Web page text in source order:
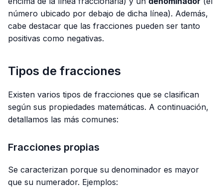
número ubicado por debajo de dicha línea). Además,
cabe destacar que las fracciones pueden ser tanto
positivas como negativas.
Tipos de fracciones
Existen varios tipos de fracciones que se clasifican
según sus propiedades matemáticas. A continuación,
detallamos las más comunes:
Fracciones propias
Se caracterizan porque su denominador es mayor
que su numerador. Ejemplos: